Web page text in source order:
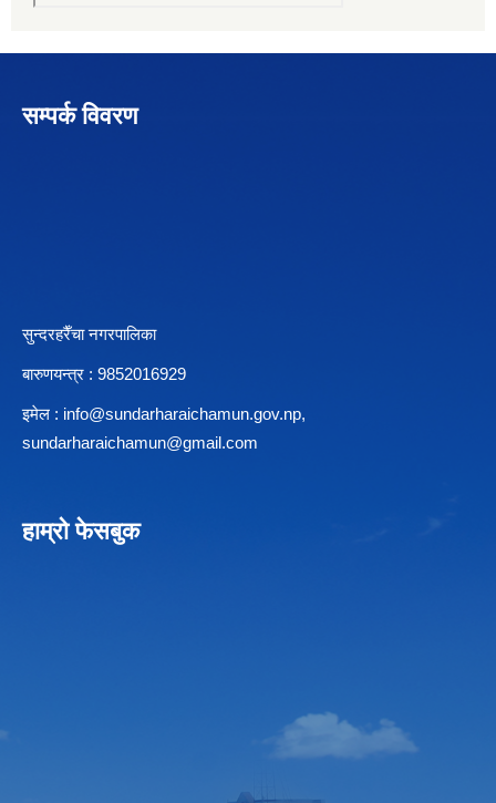
सम्पर्क विवरण
सुन्दरहरैँचा नगरपालिका
बारुणयन्त्र : 9852016929
इमेल : info@sundarharaichamun.gov.np,
sundarharaichamun@gmail.com
हाम्रो फेसबुक